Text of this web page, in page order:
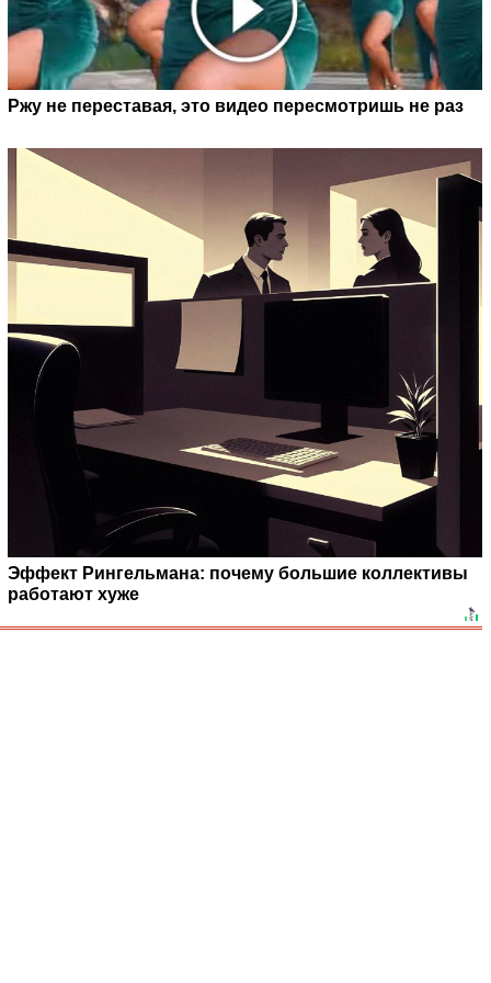
Ржу не переставая, это видео пересмотришь не раз
Эффект Рингельмана: почему большие коллективы
работают хуже